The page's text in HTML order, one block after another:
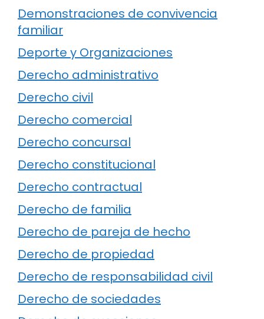
Demonstraciones de convivencia
familiar
Deporte y Organizaciones
Derecho administrativo
Derecho civil
Derecho comercial
Derecho concursal
Derecho constitucional
Derecho contractual
Derecho de familia
Derecho de pareja de hecho
Derecho de propiedad
Derecho de responsabilidad civil
Derecho de sociedades